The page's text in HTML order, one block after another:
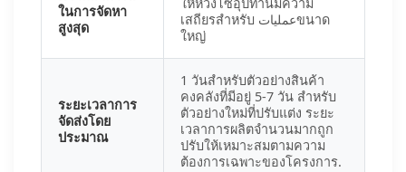
ในการจัดหา
สูงสุด
เสถียรสำหรับ عملیاتขนาด
ใหญ่
ระยะเวลาการ
จัดส่งโดย
ประมาณ
1 วันสำหรับตัวอย่างสินค้า
คงคลังที่มีอยู่ 5-7 วัน สำหรับ
ตัวอย่างใหม่ที่ปรับแต่ง ระยะ
เวลาการผลิตจำนวนมากถูก
ปรับให้เหมาะสมตามความ
ต้องการเฉพาะของโครงการ.